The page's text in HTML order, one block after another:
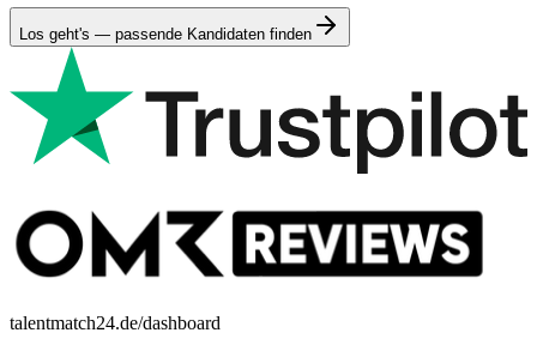
Los geht's — passende Kandidaten finden
talentmatch24.de/dashboard